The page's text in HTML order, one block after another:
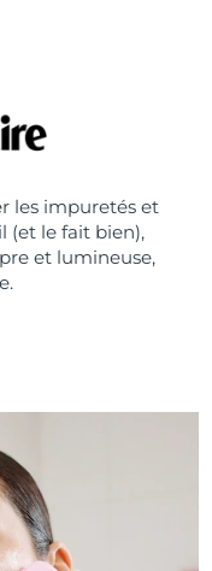
les impuretés et
(et le fait bien),
et lumineuse,